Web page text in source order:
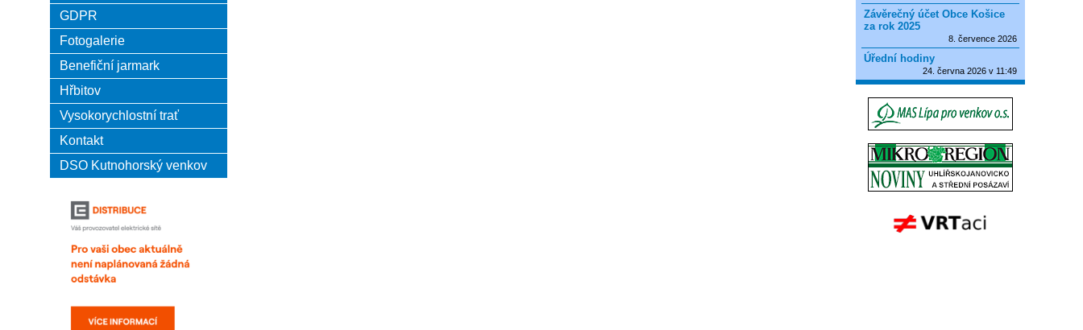
GDPR
Fotogalerie
Benefiční jarmark
Hřbitov
Vysokorychlostní trať
Kontakt
DSO Kutnohorský venkov
Závěrečný účet Obce Košice
za rok 2025
8. července 2026
Úřední hodiny
24. června 2026 v 11:49